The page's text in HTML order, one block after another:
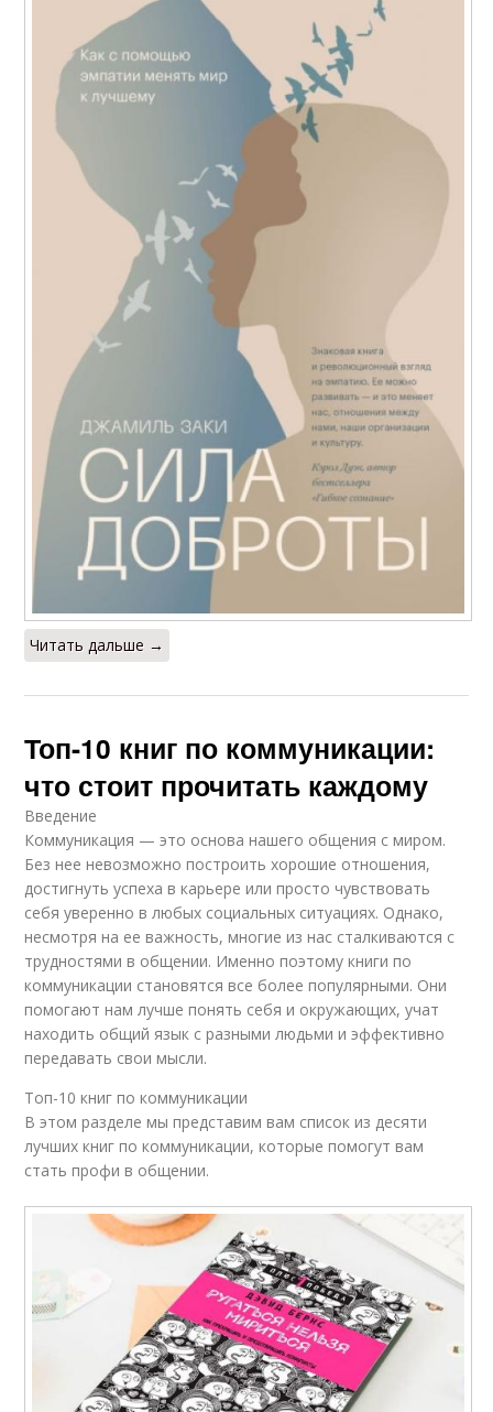
Читать дальше →
Топ-10 книг по коммуникации:
что стоит прочитать каждому
Введение
Коммуникация — это основа нашего общения с миром.
Без нее невозможно построить хорошие отношения,
достигнуть успеха в карьере или просто чувствовать
себя уверенно в любых социальных ситуациях. Однако,
несмотря на ее важность, многие из нас сталкиваются с
трудностями в общении. Именно поэтому книги по
коммуникации становятся все более популярными. Они
помогают нам лучше понять себя и окружающих, учат
находить общий язык с разными людьми и эффективно
передавать свои мысли.
Топ-10 книг по коммуникации
В этом разделе мы представим вам список из десяти
лучших книг по коммуникации, которые помогут вам
стать профи в общении.